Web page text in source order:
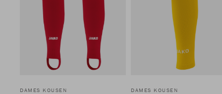
DAMES KOUSEN DAMES KOUSEN